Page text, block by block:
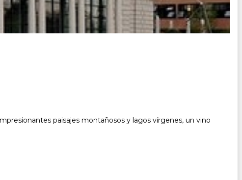
paisajes montañosos y lagos vírgenes, un vino